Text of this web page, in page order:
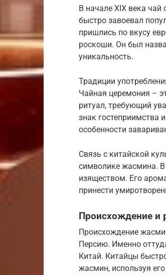
В начале XIX века
быстро завоевал
пришлись по вкусу
роскоши. Он был
уникальность.
Традиции
Чайная церемония –
ритуал, требующий
знак гостеприимства
особенности
Связь с китайской
символике жасмина. В
изяществом. Его
принести
Происхождение и
Происхождение
Персию. Именно
Китай. Китайцы
жасмин, используя